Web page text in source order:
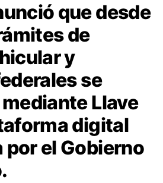
que desde
de
y
se
Llave
digital
el Gobierno